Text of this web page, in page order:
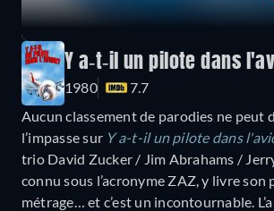
Y a-t-il un pilote dans
1980
7.7
Aucun classement de parodies ne peut
l’impasse sur Y a-t-il un pilote dans
trio David Zucker / Jim Abrahams /
connu sous l’acronyme ZAZ, y livre son
métrage… et c’est un incontournable.